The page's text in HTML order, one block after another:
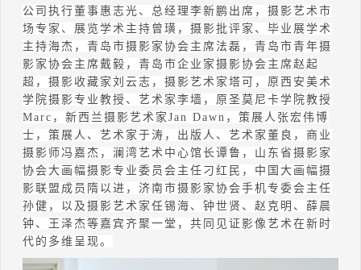
公司执行董事惠志光、总经理李新鹏出席，摄影艺术市
场专家、展览学术主持曾璜，摄影批评家、毕业展学术
主持海杰，青岛市摄影家协会主席法磊，青岛市青年摄
影家协会主席戴毅，青岛市企业家摄影协会主席赵起
超，摄影收藏家刘云志，摄影艺术家塔可，原西安美术
学院摄影专业教授、艺术家李墙，原圣莫尼卡学院教授
Marc ，新西兰摄影艺术家 Jan Dawn ，策展人张宏伟博
士，策展人、艺术家于涛，出版人、艺术家董良，商业
摄影师冯嘉杰，澜湾艺术中心馆长谭鲁，山东省摄影家
协会大画幅摄影专业委员会主任刁红民，中国大画幅摄
影联盟成员隋以进，济南市摄影家协会手机专委会主任
孙健，以及摄影艺术家任锡海、钟世贤、赵克明、薛晨
钟、王泽杰等嘉宾齐聚一堂，共同见证影像艺术在新时
代的多维呈现。